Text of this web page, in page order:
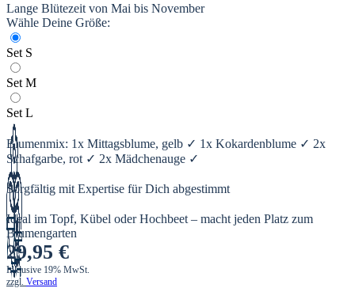
Lange Blütezeit von Mai bis November
Wähle Deine Größe:
Set S
Set M
Set L
Blumenmix: 1x Mittagsblume, gelb ✓ 1x Kokardenblume ✓ 2x
Schafgarbe, rot ✓ 2x Mädchenauge ✓
Sorgfältig mit Expertise für Dich abgestimmt
Ideal im Topf, Kübel oder Hochbeet – macht jeden Platz zum
Blumengarten
29,95 €
Inklusive 19% MwSt.
zzgl. Versand